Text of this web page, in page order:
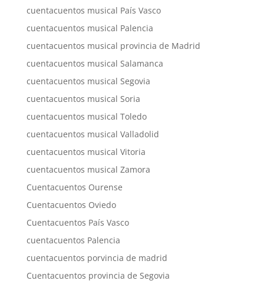
cuentacuentos musical País Vasco
cuentacuentos musical Palencia
cuentacuentos musical provincia de Madrid
cuentacuentos musical Salamanca
cuentacuentos musical Segovia
cuentacuentos musical Soria
cuentacuentos musical Toledo
cuentacuentos musical Valladolid
cuentacuentos musical Vitoria
cuentacuentos musical Zamora
Cuentacuentos Ourense
Cuentacuentos Oviedo
Cuentacuentos País Vasco
cuentacuentos Palencia
cuentacuentos porvincia de madrid
Cuentacuentos provincia de Segovia